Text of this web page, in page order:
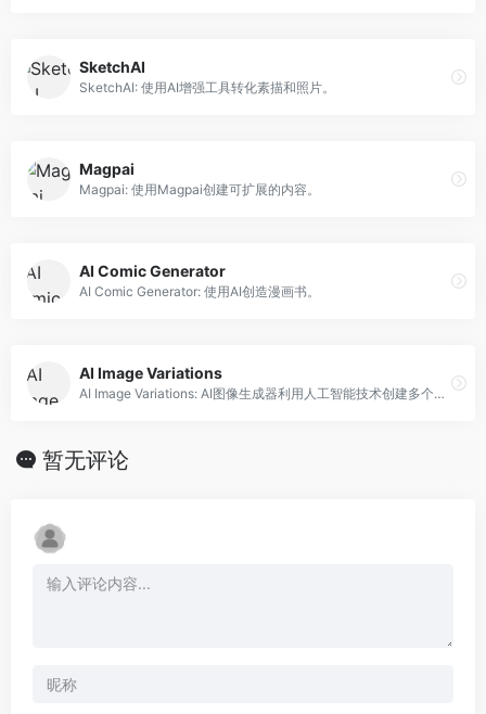
SketchAI
SketchAI: 使用AI增强工具转化素描和照片。
Magpai
Magpai: 使用Magpai创建可扩展的内容。
AI Comic Generator
AI Comic Generator: 使用AI创造漫画书。
AI Image Variations
AI Image Variations: AI图像生成器利用人工智能技术创建多个图像变体。
暂无评论